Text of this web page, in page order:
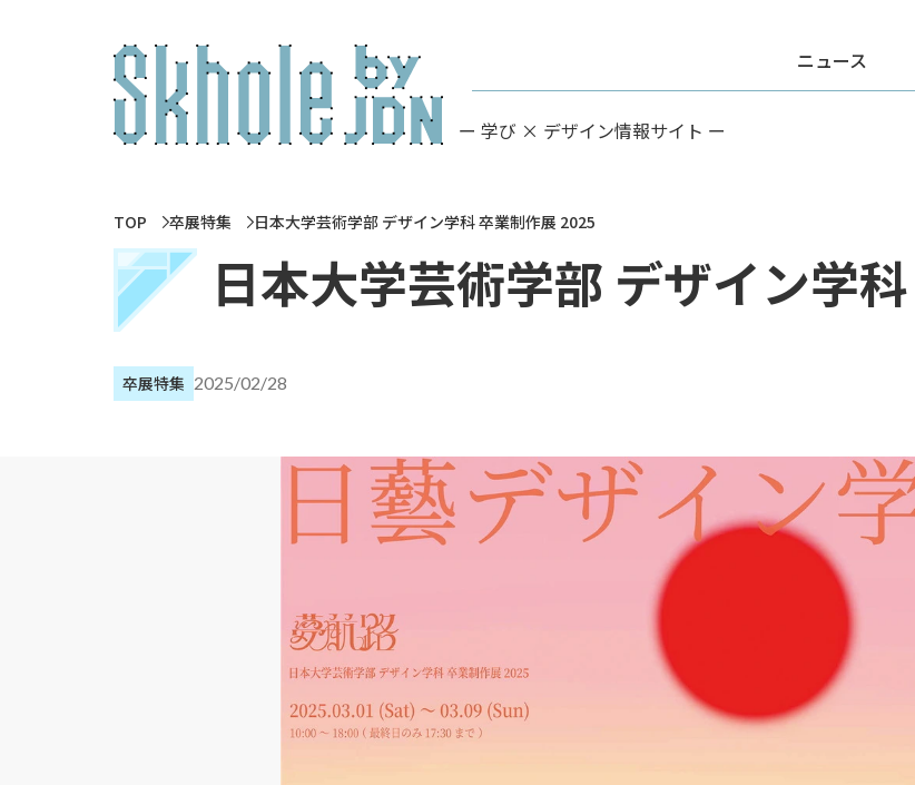
ー 学び × デザイン情報サイト ー
ニュース
TOP 卒展特集 日本大学芸術学部 デザイン学科 卒業制作展 2025
日本大学芸術学部 デザイン学
卒展特集 2025/02/28